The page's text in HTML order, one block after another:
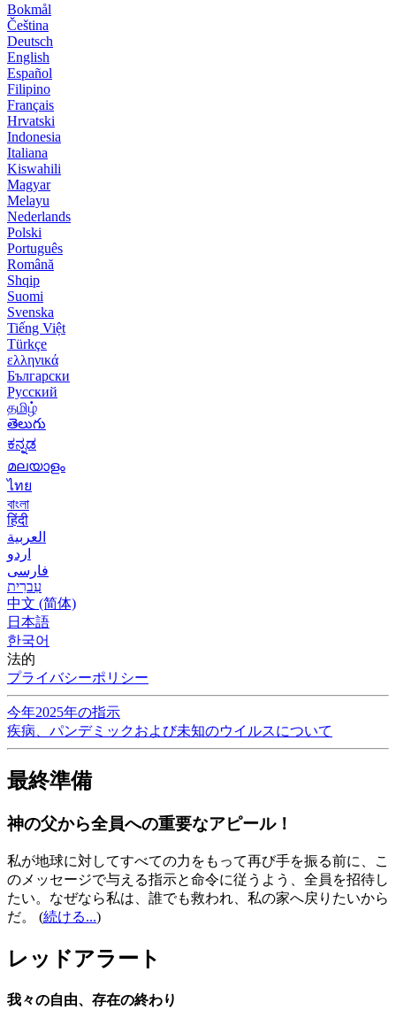
Bokmål
Čeština
Deutsch
English
Español
Filipino
Français
Hrvatski
Indonesia
Italiana
Kiswahili
Magyar
Melayu
Nederlands
Polski
Português
Română
Shqip
Suomi
Svenska
Tiếng Việt
Türkçe
ελληνικά
Български
Русский
தமிழ்
తెలుగు
ಕನ್ನಡ
മലയാളം
ไทย
বাংলা
हिंदी
العربية
اردو
فارسی
עִברִית
中文 (简体)
日本語
한국어
法的
プライバシーポリシー
今年2025年の指示
疾病、パンデミックおよび未知のウイルスについて
最終準備
神の父から全員への重要なアピール！
私が地球に対してすべての力をもって再び手を振る前に、こ
のメッセージで与える指示と命令に従うよう、全員を招待し
たい。なぜなら私は、誰でも救われ、私の家へ戻りたいから
だ。
(続ける...)
レッドアラート
我々の自由、存在の終わり